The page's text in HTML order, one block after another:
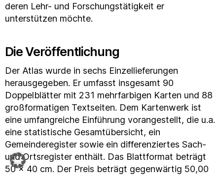
deren Lehr- und Forschungstätigkeit er
unterstützen möchte.
Die Veröffentlichung
Der Atlas wurde in sechs Einzellieferungen
herausgegeben. Er umfasst insgesamt 90
Doppelblätter mit 231 mehrfarbigen Karten und 88
großformatigen Textseiten. Dem Kartenwerk ist
eine umfangreiche Einführung vorangestellt, die u.a.
eine statistische Gesamtübersicht, ein
Gemeinderegister sowie ein differenziertes Sach-
und Ortsregister enthält. Das Blattformat beträgt
50 x 40 cm. Der Preis beträgt gegenwärtig 50,00